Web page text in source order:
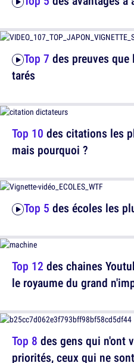
Top 10 des citations les
mais pourquoi ?
Top 12 des chaines
le royaume du grand
Top 7 des preuves
tarés
Top 5 des écoles les
Top 8 des gens qui n'ont
priorités, ceux qui ne